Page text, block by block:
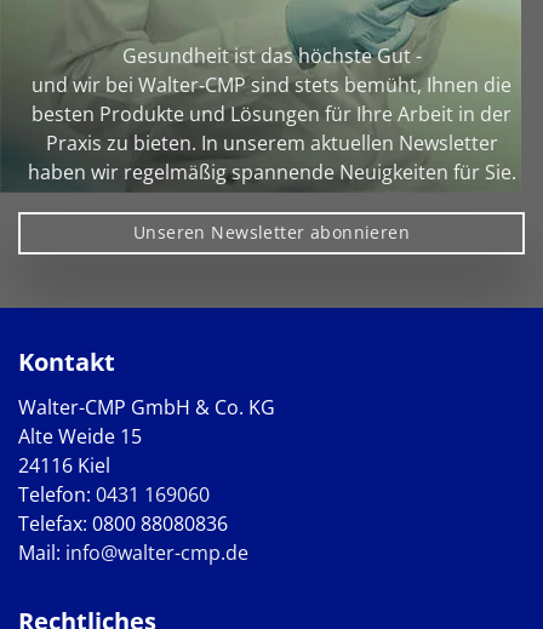
Gesundheit ist das höchste Gut -
und wir bei Walter‑CMP sind stets bemüht, Ihnen die
besten Produkte und Lösungen für Ihre Arbeit in der
Praxis zu bieten. In unserem aktuellen Newsletter
haben wir regelmäßig spannende Neuigkeiten für Sie.
Unseren Newsletter abonnieren
Kontakt
Walter-CMP GmbH & Co. KG
Alte Weide 15
24116 Kiel
Telefon: 0431 169060
Telefax: 0800 88080836
Mail: info@walter-cmp.de
Rechtliches